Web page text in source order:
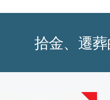
拾金、遷